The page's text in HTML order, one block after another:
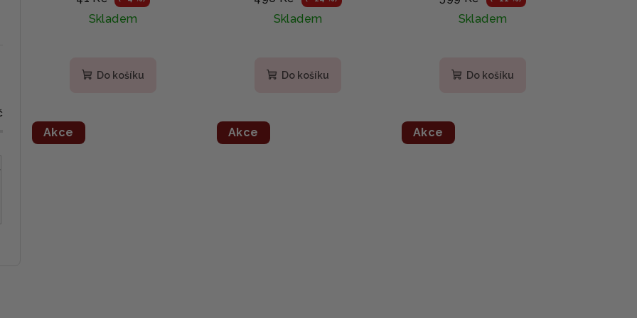
Skladem
Do košíku
Skladem
Do košíku
exosomy a
mikrospikulemi 30ml
Skladem
Do košíku
Akce Akce Akce